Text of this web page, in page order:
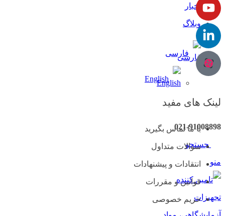
اخبار
وبلاگ
فارسی
English
021-91008898
جستجو
منو
لینک های مفید
با ما تماس بگیرید
سوالات متداول
انتقادات و پیشنهادات
قوانین و مقررات
حریم خصوصی